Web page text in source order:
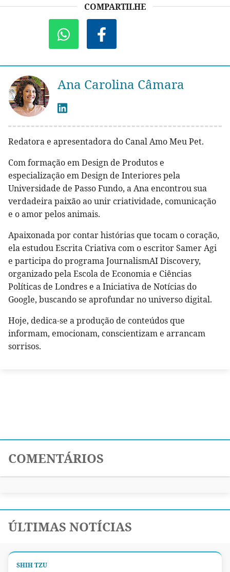
COMPARTILHE
Ana Carolina Câmara
Redatora e apresentadora do Canal Amo Meu Pet.
Com formação em Design de Produtos e
especialização em Design de Interiores pela
Universidade de Passo Fundo, a Ana encontrou sua
verdadeira paixão ao unir criatividade, comunicação
e o amor pelos animais.
Apaixonada por contar histórias que tocam o coração,
ela estudou Escrita Criativa com o escritor Samer Agi
e participa do programa JournalismAI Discovery,
organizado pela Escola de Economia e Ciências
Políticas de Londres e a Iniciativa de Notícias do
Google, buscando se aprofundar no universo digital.
Hoje, dedica-se a produção de conteúdos que
informam, emocionam, conscientizam e arrancam
sorrisos.
COMENTÁRIOS
ÚLTIMAS NOTÍCIAS
SHIH TZU